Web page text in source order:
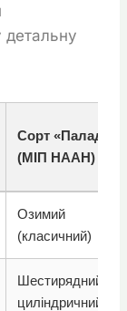
детальну
Сорт «Паладін»
(МІП НААН)
Озимий
(класичний)
Шестирядний,
циліндричний